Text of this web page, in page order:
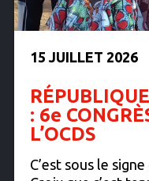
15 JUILLET 2026
: 6e
L’OCDS
C’est sous le